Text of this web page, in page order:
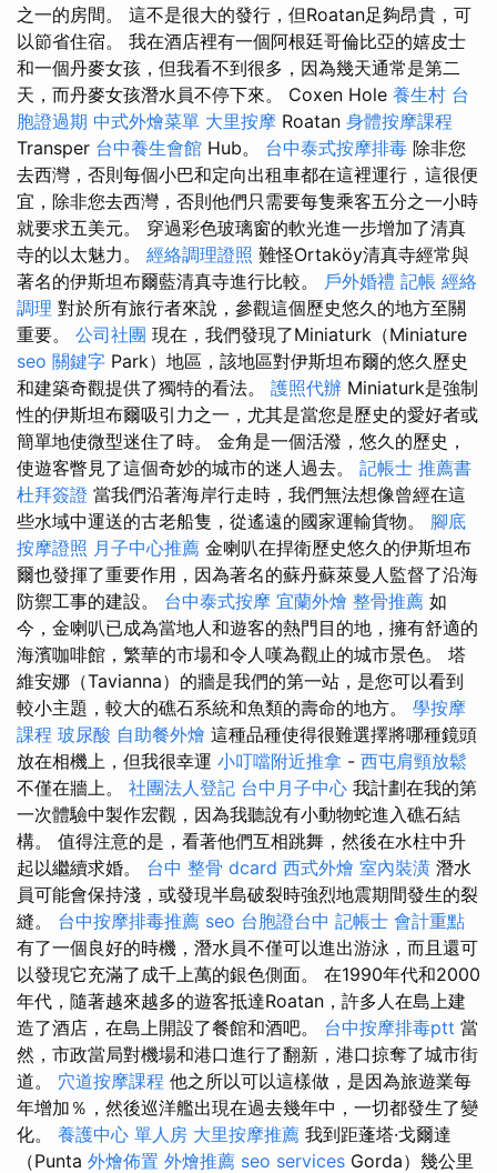
之一的房間。 這不是很大的發行，但Roatan足夠昂貴，可
以節省住宿。 我在酒店裡有一個阿根廷哥倫比亞的嬉皮士
和一個丹麥女孩，但我看不到很多，因為幾天通常是第二
天，而丹麥女孩潛水員不停下來。 Coxen Hole 養生村 台
胞證過期 中式外燴菜單 大里按摩 Roatan 身體按摩課程
Transper 台中養生會館 Hub。 台中泰式按摩排毒 除非您
去西灣，否則每個小巴和定向出租車都在這裡運行，這很便
宜，除非您去西灣，否則他們只需要每隻乘客五分之一小時
就要求五美元。 穿過彩色玻璃窗的軟光進一步增加了清真
寺的以太魅力。 經絡調理證照 難怪Ortaköy清真寺經常與
著名的伊斯坦布爾藍清真寺進行比較。 戶外婚禮 記帳 經絡
調理 對於所有旅行者來說，參觀這個歷史悠久的地方至關
重要。 公司社團 現在，我們發現了Miniaturk（Miniature
seo 關鍵字 Park）地區，該地區對伊斯坦布爾的悠久歷史
和建築奇觀提供了獨特的看法。 護照代辦 Miniaturk是強制
性的伊斯坦布爾吸引力之一，尤其是當您是歷史的愛好者或
簡單地使微型迷住了時。 金角是一個活潑，悠久的歷史，
使遊客瞥見了這個奇妙的城市的迷人過去。 記帳士 推薦書
杜拜簽證 當我們沿著海岸行走時，我們無法想像曾經在這
些水域中運送的古老船隻，從遙遠的國家運輸貨物。 腳底
按摩證照 月子中心推薦 金喇叭在捍衛歷史悠久的伊斯坦布
爾也發揮了重要作用，因為著名的蘇丹蘇萊曼人監督了沿海
防禦工事的建設。 台中泰式按摩 宜蘭外燴 整骨推薦 如
今，金喇叭已成為當地人和遊客的熱門目的地，擁有舒適的
海濱咖啡館，繁華的市場和令人嘆為觀止的城市景色。 塔
維安娜（Tavianna）的牆是我們的第一站，是您可以看到
較小主題，較大的礁石系統和魚類的壽命的地方。 學按摩
課程 玻尿酸 自助餐外燴 這種品種使得很難選擇將哪種鏡頭
放在相機上，但我很幸運 小叮噹附近推拿 - 西屯肩頸放鬆
不僅在牆上。 社團法人登記 台中月子中心 我計劃在我的第
一次體驗中製作宏觀，因為我聽說有小動物蛇進入礁石結
構。 值得注意的是，看著他們互相跳舞，然後在水柱中升
起以繼續求婚。 台中 整骨 dcard 西式外燴 室內裝潢 潛水
員可能會保持淺，或發現半島破裂時強烈地震期間發生的裂
縫。 台中按摩排毒推薦 seo 台胞證台中 記帳士 會計重點
有了一個良好的時機，潛水員不僅可以進出游泳，而且還可
以發現它充滿了成千上萬的銀色側面。 在1990年代和2000
年代，隨著越來越多的遊客抵達Roatan，許多人在島上建
造了酒店，在島上開設了餐館和酒吧。 台中按摩排毒ptt 當
然，市政當局對機場和港口進行了翻新，港口掠奪了城市街
道。 穴道按摩課程 他之所以可以這樣做，是因為旅遊業每
年增加％，然後巡洋艦出現在過去幾年中，一切都發生了變
化。 養護中心 單人房 大里按摩推薦 我到距蓬塔·戈爾達
（Punta 外燴佈置 外燴推薦 seo services Gorda）幾公里